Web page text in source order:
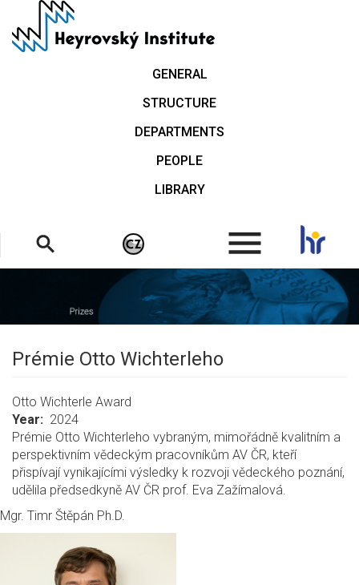
main
GENERAL
STRUCTURE
DEPARTMENTS
PEOPLE
LIBRARY
.
Prémie Otto Wichterleho
Otto Wichterle Award
Year
2024
Prémie Otto Wichterleho vybraným, mimořádně kvalitním a
perspektivním vědeckým pracovníkům AV ČR, kteří
přispívají vynikajícími výsledky k rozvoji vědeckého poznání,
udělila předsedkyně AV ČR prof. Eva Zažímalová.
Mgr. Timr Štěpán Ph.D.